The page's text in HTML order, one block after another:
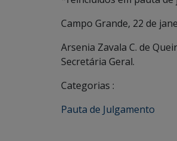
Campo Grande, 22 de
Arsenia Zavala C. de
Secretária Geral.
Categorias :
Pauta de Julgamento